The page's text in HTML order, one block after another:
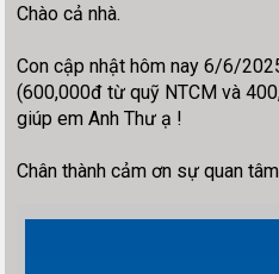
Chào cả nhà.
Con cập nhật hôm nay 6/6/
(600,000đ từ quỹ NTCM và
giúp em Anh Thư ạ !
Chân thành cảm ơn sự quan